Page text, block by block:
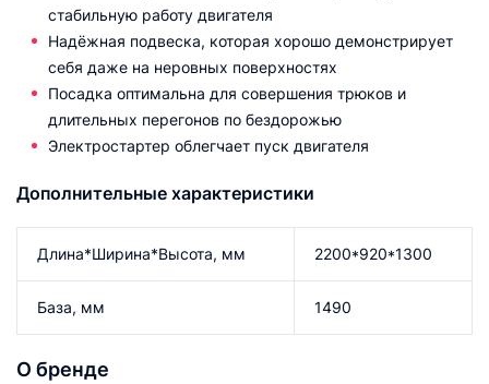
стабильную работу двигателя
Надёжная подвеска, которая хорошо демонстрирует
себя даже на неровных поверхностях
Посадка оптимальна для совершения трюков и
длительных перегонов по бездорожью
Электростартер облегчает пуск двигателя
Дополнительные характеристики
Длина*Ширина*Высота, мм 2200*920*1300
База, мм 1490
О бренде